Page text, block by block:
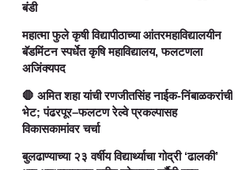
बंडी
महात्मा फुले कृषी विद्यापीठाच्या आंतरमहाविद्यालयीन
बॅडमिंटन स्पर्धेत कृषि महाविद्यालय, फलटणला
अजिंक्यपद
🛑 अमित शहा यांची रणजीतसिंह नाईक-निंबाळकरांची
भेट; पंढरपूर–फलटण रेल्वे प्रकल्पासह
विकासकामांवर चर्चा
बुलढाण्याच्या २३ वर्षीय विद्यार्थ्याचा गोद्री ‘ढालकी’